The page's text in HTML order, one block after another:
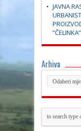
JAVNA
”ČELINKA”
Arhiva